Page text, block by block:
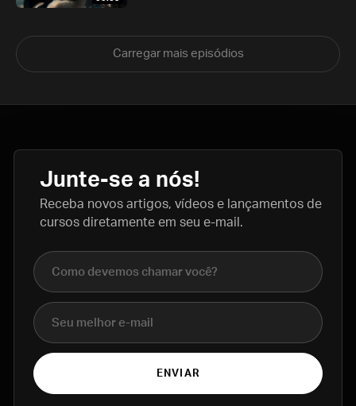
Carregar mais episódios
Junte-se a nós!
Receba novos artigos, vídeos e lançamentos de
cursos diretamente em seu e-mail.
Nome completo
E-mail
ENVIAR